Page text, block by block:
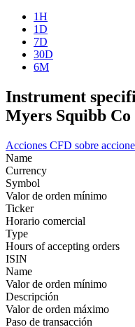
1H
1D
7D
30D
6M
Instrument
Myers Squibb Co
Acciones CFD sobre
Name
Currency
Symbol
Valor de orden mínimo
Ticker
Horario comercial
Type
Hours of accepting orders
ISIN
Name
Valor de orden mínimo
Descripción
Valor de orden máximo
Paso de transacción